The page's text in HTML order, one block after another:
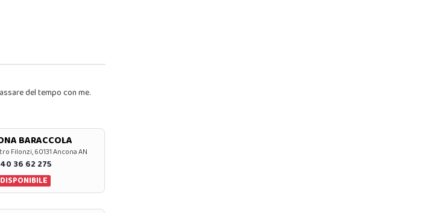
del tempo con me.
BARACCOLA
Filonzi, 60131 Ancona AN
36 62 275